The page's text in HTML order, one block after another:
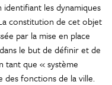
les dynamiques
constitution de cet objet
par la mise en place
le but de définir et de
tant que « système
des fonctions de la ville.